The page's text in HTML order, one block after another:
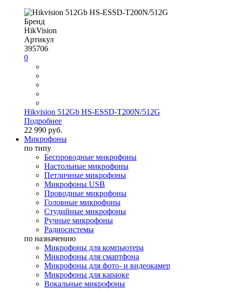
Бренд
HikVision
Артикул
395706
0
Hikvision 512Gb HS-ESSD-T200N/512G
Подробнее
22 990 руб.
Микрофоны
по типу
Беспроводные микрофоны
Настольные микрофоны
Петличные микрофоны
Микрофоны USB
Проводные микрофоны
Головные микрофоны
Студийные микрофоны
Ручные микрофоны
Радиосистемы
по назначению
Микрофоны для компьютера
Микрофоны для смартфона
Микрофоны для фото- и видеокамер
Микрофоны для караоке
Вокальные микрофоны